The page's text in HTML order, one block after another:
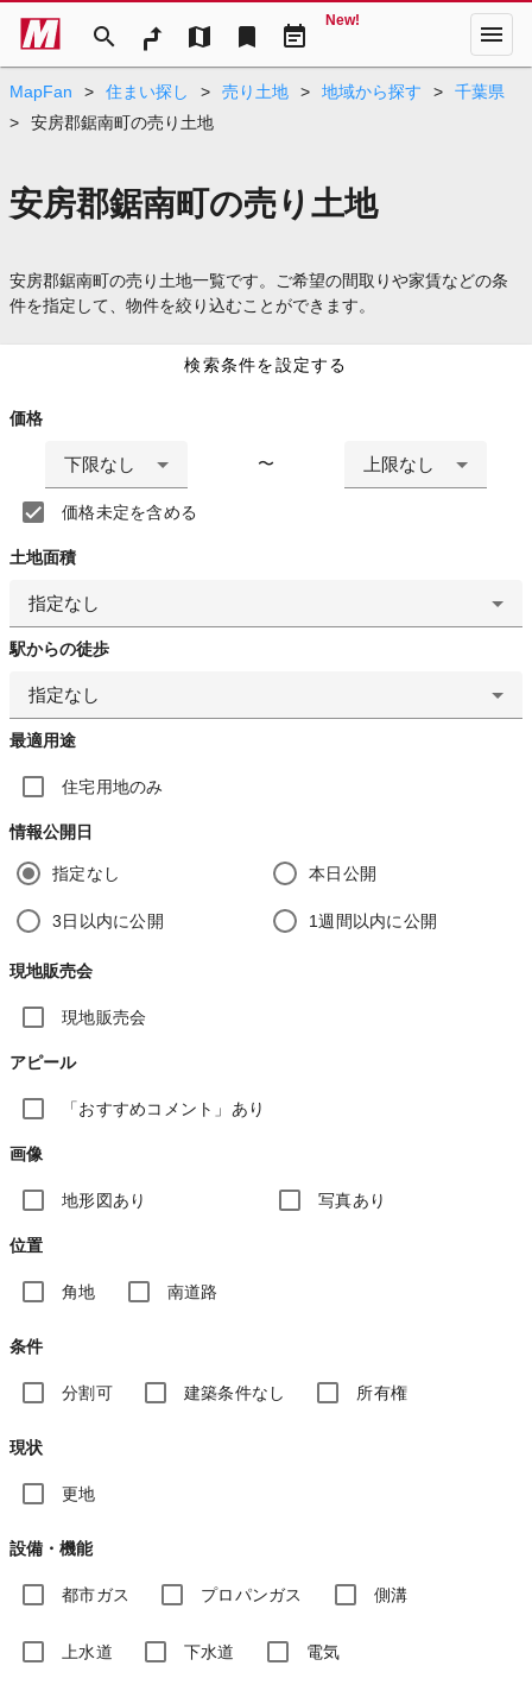
search map bookmark event_note
New! menu
MapFan > 住まい探し > 売り土地 > 地域から探す >
千葉県
>
安房郡鋸南町の売り土地
安房郡鋸南町の売り土地
安房郡鋸南町の売り土地一覧です。ご希望の間取りや家賃などの条
件を指定して、物件を絞り込むことができます。
検索条件を設定する
価格
下限なし 〜 上限なし
価格未定を含める
土地面積
指定なし
駅からの徒歩
指定なし
最適用途
住宅用地のみ
情報公開日
指定なし 本日公開
3日以内に公開 1週間以内に公開
現地販売会
現地販売会
アピール
「おすすめコメント」あり
画像
地形図あり 写真あり
位置
角地 南道路
条件
分割可 建築条件なし 所有権
現状
更地
設備・機能
都市ガス プロパンガス 側溝
上水道 下水道 電気